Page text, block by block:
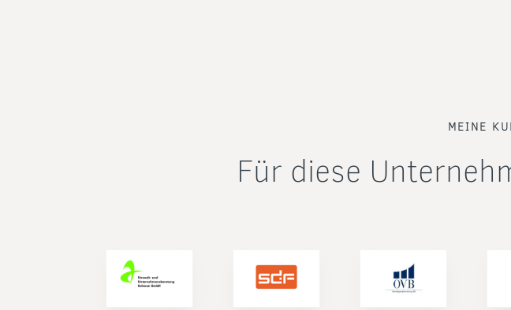
MEINE
Für diese